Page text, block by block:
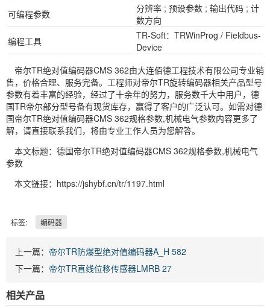
可编程参数
分辨率 ; 预设参数 ; 输出代码 ; 计
数方向
编程工具
TR-Soft：TRWinProg / Fieldbus-
Device
帝尔TR绝对值编码器CMS 362由大连佰德工程技术有限公司专业销
售，价格合理、服务完备。工程师对帝尔TR旋转编码器相关产品型号
参数有着丰富的经验，经过了十余年的努力，服务数千大中用户，德
国TR帝尔部分型号备有现货库存，赢得了客户的广泛认可。如需对德
国帝尔TR绝对值编码器CMS 362规格参数,机械电气参数内容更多了
解，请直接联系我们，将由专业工作人员为您解答。
本文标题：德国帝尔TR绝对值编码器CMS 362规格参数,机械电气
参数
本文链接：https://jshybf.cn/tr/1197.html
标签: 编码器
上一篇： 帝尔TR防爆型绝对值编码器A_H 582
下一篇： 帝尔TR直线位移传感器LMRB 27
相关产品